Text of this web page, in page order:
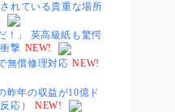
れている貴重な場所
！」 英高級紙も驚愕
撃 NEW!
無償修理対応 NEW!
昨年の収益が10億ド
応）
NEW!